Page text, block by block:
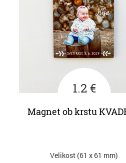
1.2 €
Magnet ob krstu
Velikost (61 x 61 mm)